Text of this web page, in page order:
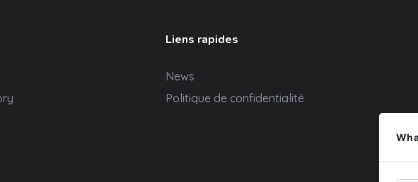
Liens rapides
News
Politique de confidentialité